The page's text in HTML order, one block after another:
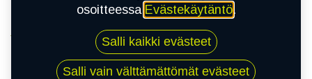
215/35R19 85Y SAILUN ATREZZO ZSR XL RP
osoitteessa Evästekäytäntö.
Salli kaikki evästeet
Salli vain välttämättömät evästeet